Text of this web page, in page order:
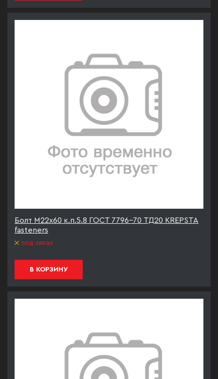
Болт М22х60 к.п.5.8 ГОСТ 7796-70 ТД20 KREPSTA
fasteners
под заказ
В КОРЗИНУ